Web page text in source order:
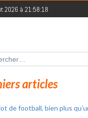
2026 à 21:58:19
:
articles
de football, bien plus